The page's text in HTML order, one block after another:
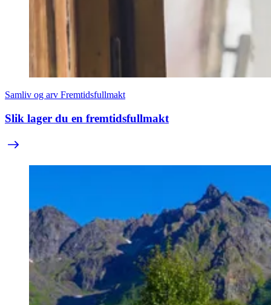
Samliv og arv Fremtidsfullmakt
Slik lager du en fremtidsfullmakt